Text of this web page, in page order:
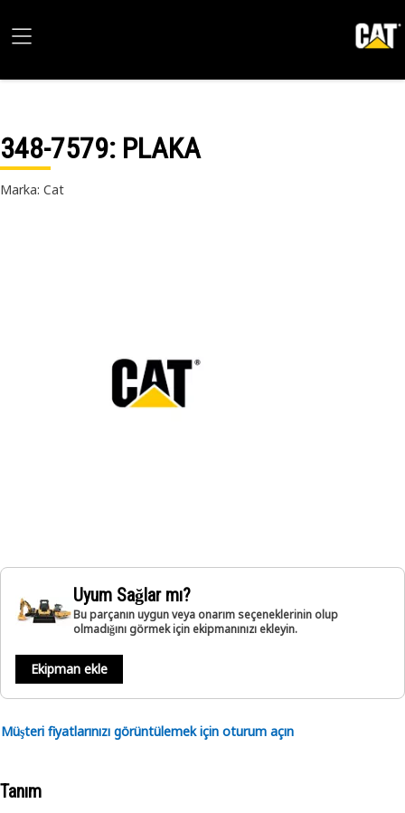
348-7579: PLAKA
Marka: Cat
Uyum Sağlar mı?
Bu parçanın uygun veya onarım seçeneklerinin olup
olmadığını görmek için ekipmanınızı ekleyin.
Ekipman ekle
Müşteri fiyatlarınızı görüntülemek için oturum açın
Tanım